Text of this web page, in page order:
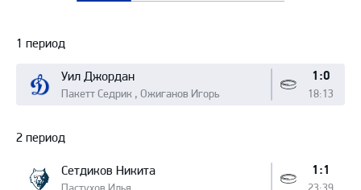
Протокол
1 период
Уил Джордан
Пакетт Седрик , Ожиганов Игорь
1:0
18:13
2 период
Сетдиков Никита 1:1